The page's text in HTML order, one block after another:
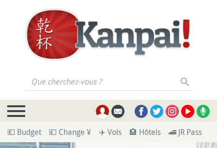
Que cherchez-vous ?
💶 Budget 💴 Change ¥ ✈️ Vols 🏨 Hôtels 🚄 JR Pass